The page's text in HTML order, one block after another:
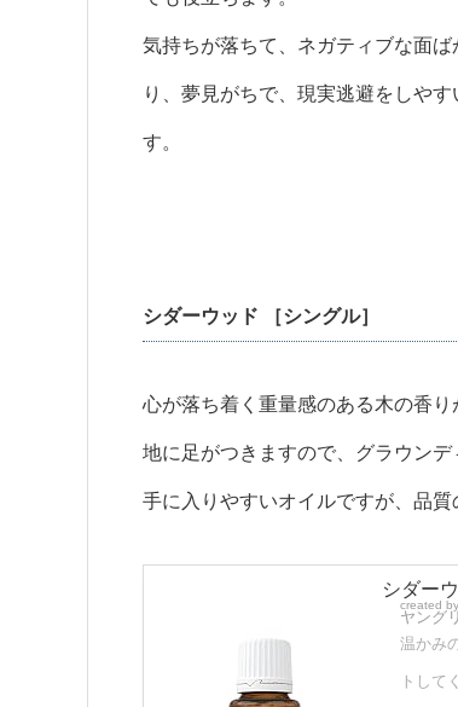
気持ちが落ちて、ネガティブな面
り、夢見がちで、現実逃避をしや
す。
シダーウッド ［シングル］
心が落ち着く重量感のある木の香り
地に足がつきますので、グラウン
手に入りやすいオイルですが、品
シダー
created by
ヤング
温かみ
トして